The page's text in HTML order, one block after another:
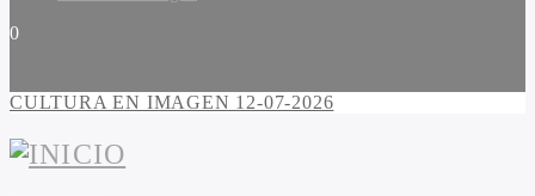
0
CULTURA EN IMAGEN 12-07-2026